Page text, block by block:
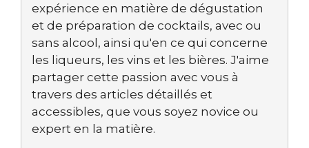
expérience en matière de dégustation
et de préparation de cocktails, avec ou
sans alcool, ainsi qu'en ce qui concerne
les liqueurs, les vins et les bières. J'aime
partager cette passion avec vous à
travers des articles détaillés et
accessibles, que vous soyez novice ou
expert en la matière.